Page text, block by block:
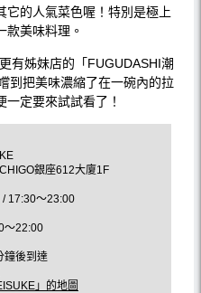
它的人氣菜色喔！特別是極上
款美味料理。
有姊妹店的「FUGUDASHI潮
到把美味濃縮了在一碗內的拉
定要來試試看了！
銀座612大廈1F
17:30～23:00
～22:00
鐘後到達
」的地圖